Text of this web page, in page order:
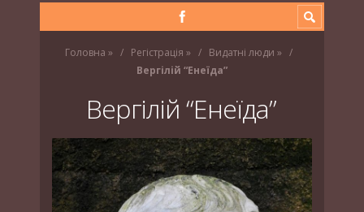
Головна » Регістрація » Видатні люди »
Вергілій “Енеїда”
Вергілій “Енеїда”